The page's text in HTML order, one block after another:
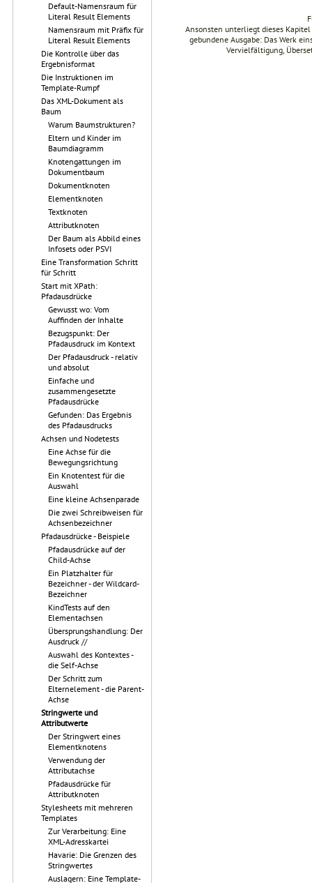
Default-Namensraum für
Literal Result Elements
Namensraum mit Präfix für
Literal Result Elements
Die Kontrolle über das
Ergebnisformat
Die Instruktionen im
Template-Rumpf
Das XML-Dokument als
Baum
Warum Baumstrukturen?
Eltern und Kinder im
Baumdiagramm
Knotengattungen im
Dokumentbaum
Dokumentknoten
Elementknoten
Textknoten
Attributknoten
Der Baum als Abbild eines
Infosets oder PSVI
Eine Transformation Schritt
für Schritt
Start mit XPath:
Pfadausdrücke
Gewusst wo: Vom
Auffinden der Inhalte
Bezugspunkt: Der
Pfadausdruck im Kontext
Der Pfadausdruck - relativ
und absolut
Einfache und
zusammengesetzte
Pfadausdrücke
Gefunden: Das Ergebnis
des Pfadausdrucks
Achsen und Nodetests
Eine Achse für die
Bewegungsrichtung
Ein Knotentest für die
Auswahl
Eine kleine Achsenparade
Die zwei Schreibweisen für
Achsenbezeichner
Pfadausdrücke - Beispiele
Pfadausdrücke auf der
Child-Achse
Ein Platzhalter für
Bezeichner - der Wildcard-
Bezeichner
KindTests auf den
Elementachsen
Übersprungshandlung: Der
Ausdruck //
Auswahl des Kontextes -
die Self-Achse
Der Schritt zum
Elternelement - die Parent-
Achse
Stringwerte und
Attributwerte
Der Stringwert eines
Elementknotens
Verwendung der
Attributachse
Pfadausdrücke für
Attributknoten
Stylesheets mit mehreren
Templates
Zur Verarbeitung: Eine
XML-Adresskartei
Havarie: Die Grenzen des
Stringwertes
Auslagern: Eine Template-
Ansonsten unterliegt dieses
gebundene Ausgabe: Das Werk
Vervielfältigung,